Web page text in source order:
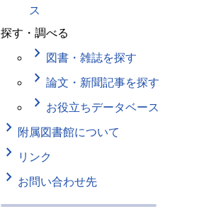
ス
探す・調べる
keyboard_arrow_right 図書・雑誌を探す
keyboard_arrow_right 論文・新聞記事を探す
keyboard_arrow_right お役立ちデータベース
keyboard_arrow_right 附属図書館について
keyboard_arrow_right リンク
keyboard_arrow_right お問い合わせ先